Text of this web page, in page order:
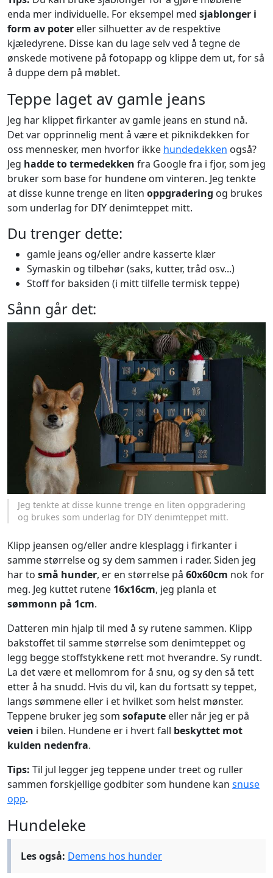
enda mer individuelle. For eksempel med sjablonger i
form av poter eller silhuetter av de respektive
kjæledyrene. Disse kan du lage selv ved å tegne de
ønskede motivene på fotopapp og klippe dem ut, for så
å duppe dem på møblet.
Teppe laget av gamle jeans
Jeg har klippet firkanter av gamle jeans en stund nå.
Det var opprinnelig ment å være et piknikdekken for
oss mennesker, men hvorfor ikke hundedekken også?
Jeg hadde to termedekken fra Google fra i fjor, som jeg
bruker som base for hundene om vinteren. Jeg tenkte
at disse kunne trenge en liten oppgradering og brukes
som underlag for DIY denimteppet mitt.
Du trenger dette:
gamle jeans og/eller andre kasserte klær
Symaskin og tilbehør (saks, kutter, tråd osv...)
Stoff for baksiden (i mitt tilfelle termisk teppe)
Sånn går det:
Jeg tenkte at disse kunne trenge en liten oppgradering
og brukes som underlag for DIY denimteppet mitt.
Klipp jeansen og/eller andre klesplagg i firkanter i
samme størrelse og sy dem sammen i rader. Siden jeg
har to små hunder, er en størrelse på 60x60cm nok for
meg. Jeg kuttet rutene 16x16cm, jeg planla et
sømmonn på 1cm.
Datteren min hjalp til med å sy rutene sammen. Klipp
bakstoffet til samme størrelse som denimteppet og
legg begge stoffstykkene rett mot hverandre. Sy rundt.
La det være et mellomrom for å snu, og sy den så tett
etter å ha snudd. Hvis du vil, kan du fortsatt sy teppet,
langs sømmene eller i et hvilket som helst mønster.
Teppene bruker jeg som sofapute eller når jeg er på
veien i bilen. Hundene er i hvert fall beskyttet mot
kulden nedenfra.
Tips: Til jul legger jeg teppene under treet og ruller
sammen forskjellige godbiter som hundene kan snuse
opp.
Hundeleke
Les også: Demens hos hunder